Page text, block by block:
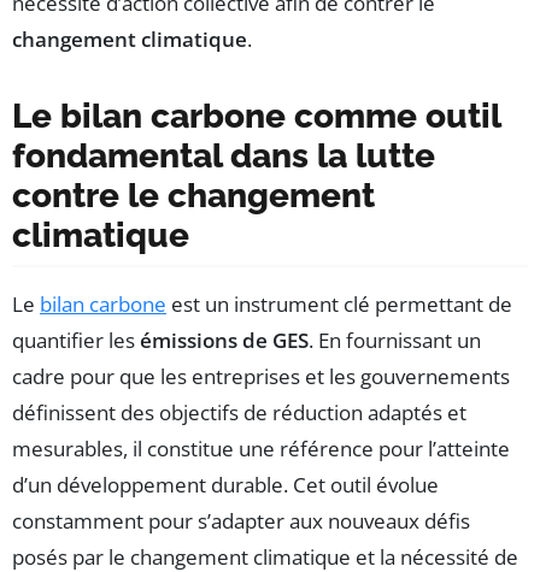
changement climatique.
Le bilan carbone comme outil
fondamental dans la lutte
contre le changement
climatique
Le bilan carbone est un instrument clé permettant de
quantifier lesémissions de GES. En fournissant un
cadre pour que les entreprises et les gouvernements
définissent des objectifs de réduction adaptés et
mesurables, il constitue une référence pour l’atteinte
d’un développement durable. Cet outil évolue
constamment pour s’adapter aux nouveaux défis
posés par le changement climatique et la nécessité de